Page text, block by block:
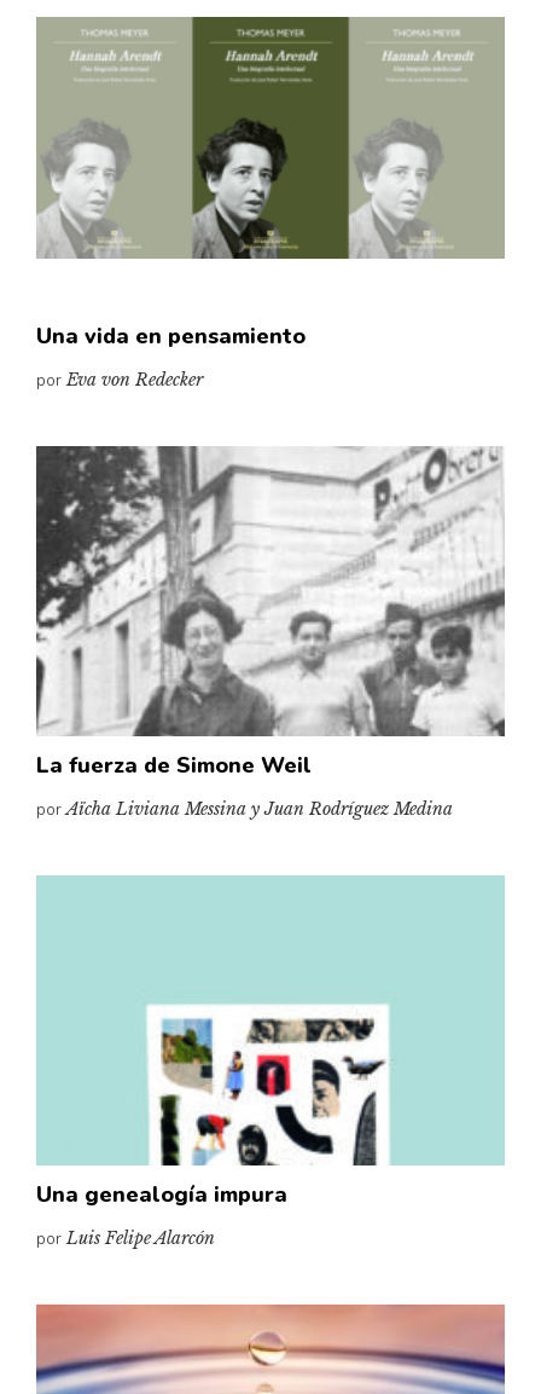
Una vida en pensamiento
porEva von Redecker
La fuerza de Simone Weil
porAïcha Liviana Messina y Juan Rodríguez Medina
Una genealogía impura
porLuis Felipe Alarcón